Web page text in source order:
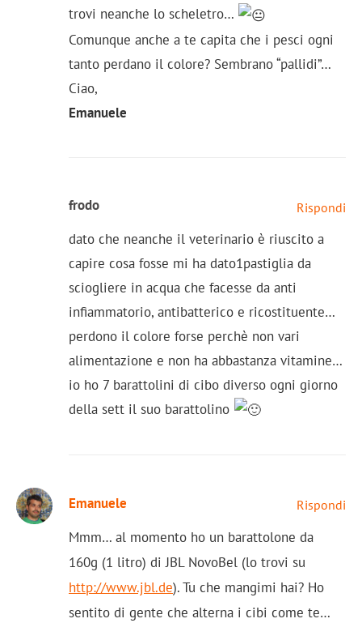
trovi neanche lo scheletro…
Comunque anche a te capita che i pesci ogni
tanto perdano il colore? Sembrano “pallidi”…
Ciao,
Emanuele
frodo Rispondi
dato che neanche il veterinario è riuscito a
capire cosa fosse mi ha dato1pastiglia da
sciogliere in acqua che facesse da anti
infiammatorio, antibatterico e ricostituente…
perdono il colore forse perchè non vari
alimentazione e non ha abbastanza vitamine…
io ho 7 barattolini di cibo diverso ogni giorno
della sett il suo barattolino
Emanuele Rispondi
Mmm… al momento ho un barattolone da
160g (1 litro) di JBL NovoBel (lo trovi su
http://www.jbl.de). Tu che mangimi hai? Ho
sentito di gente che alterna i cibi come te…